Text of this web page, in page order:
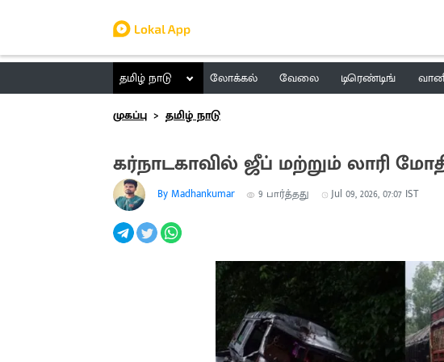
தமிழ் நாடு லோக்கல் வேலை டிரெண்டிங்
முகப்பு
தமிழ் நாடு
கர்நாடகாவில் ஜீப் மற்றும் லாரி
By Madhankumar 9 பார்த்தது Jul 09, 2026, 07:07 IST